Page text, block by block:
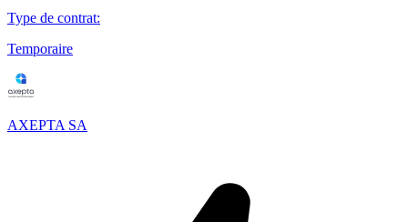
Type de contrat:
Temporaire
AXEPTA SA